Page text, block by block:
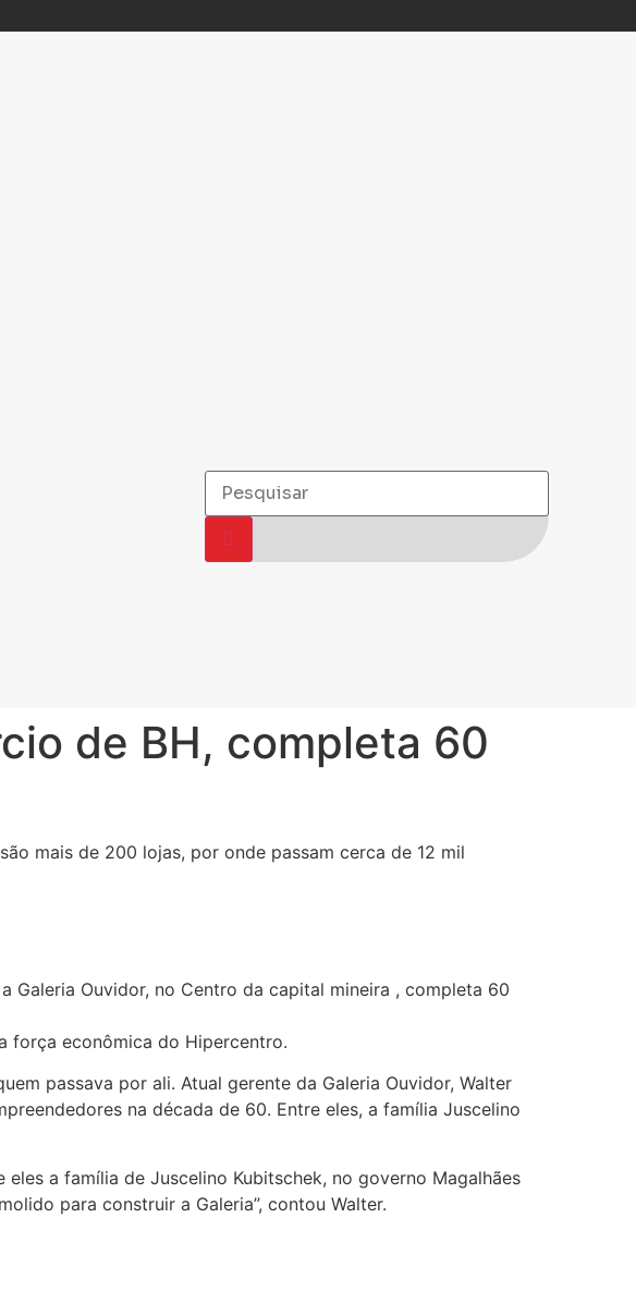
de BH, completa 60
mais de 200 lojas, por onde passam cerca de 12 mil
Galeria Ouvidor, no Centro da capital mineira , completa 60
força econômica do Hipercentro.
passava por ali. Atual gerente da Galeria Ouvidor, Walter
na década de 60. Entre eles, a família Juscelino
a família de Juscelino Kubitschek, no governo Magalhães
para construir a Galeria”, contou Walter.